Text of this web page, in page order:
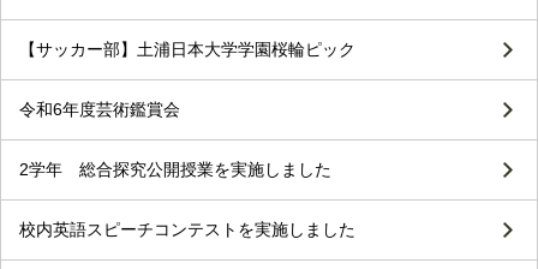
【サッカー部】土浦日本大学学園桜輪ピック
令和6年度芸術鑑賞会
2学年 総合探究公開授業を実施しました
校内英語スピーチコンテストを実施しました